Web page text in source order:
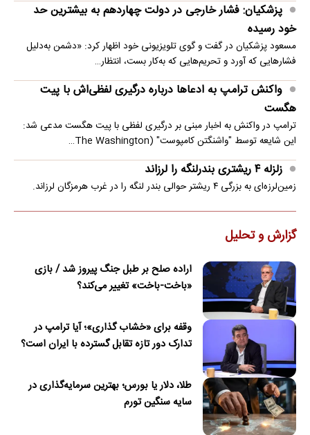
پزشکیان: فشار خارجی در دولت چهاردهم به بیشترین حد
خود رسیده
مسعود پزشکیان در گفت و گوی تلویزیونی خود اظهار کرد: «دشمن به‌دلیل
فشارهایی که آورد و تحریم‌هایی که به‌کار بست، انتظار…
واکنش ترامپ به ادعاها درباره درگیری لفظی‌اش با پیت
هگست
ترامپ در واکنش به اخبار مبنی بر درگیری لفظی با پیت هگست مدعی شد:
این شایعه توسط "واشنگتن کامپوست" (The Washington…
زلزله ۴ ریشتری بندرلنگه را لرزاند
زمین‌لرزه‌ای به بزرگی ۴ ریشتر حوالی بندر لنگه را در غرب هرمزگان لرزاند.
گزارش و تحلیل
اراده صلح بر طبل جنگ پیروز شد / بازی
«باخت-باخت» تغییر می‌کند؟
وقفه برای «خشاب گذاری»؛ آیا ترامپ در
تدارک دور تازه تقابل گسترده با ایران است؟
طلا، دلار یا بورس؛ بهترین سرمایه‌گذاری در
سایه سنگین تورم